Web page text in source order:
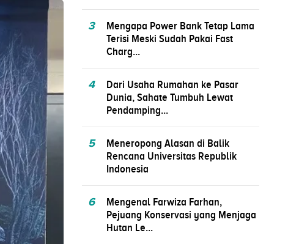
3
Mengapa Power Bank Tetap Lama
Terisi Meski Sudah Pakai Fast
Charg...
4
Dari Usaha Rumahan ke Pasar
Dunia, Sahate Tumbuh Lewat
Pendamping...
5
Meneropong Alasan di Balik
Rencana Universitas Republik
Indonesia
6
Mengenal Farwiza Farhan,
Pejuang Konservasi yang Menjaga
Hutan Le...